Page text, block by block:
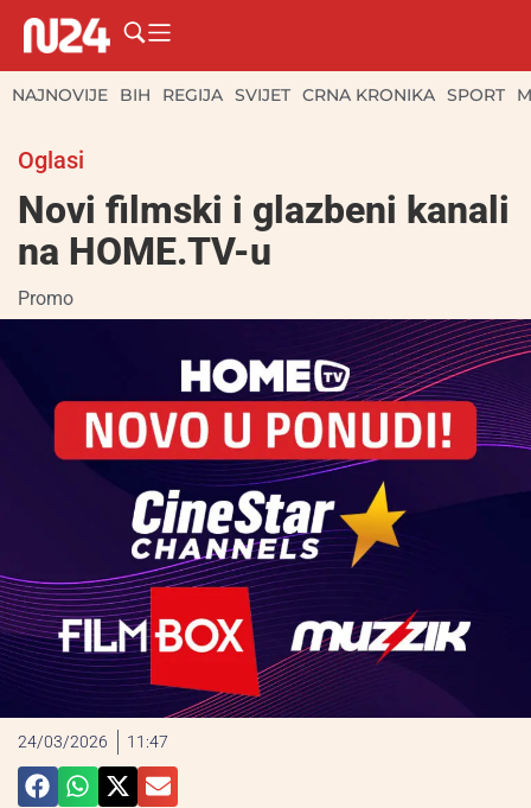
NAJNOVIJE BIH REGIJA SVIJET CRNA KRONIKA SPORT
Oglasi
Novi filmski i glazbeni kanali
na HOME.TV-u
Promo
24/03/2026 11:47